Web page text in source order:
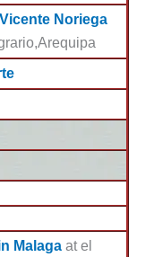
Noriega
Malaga at el